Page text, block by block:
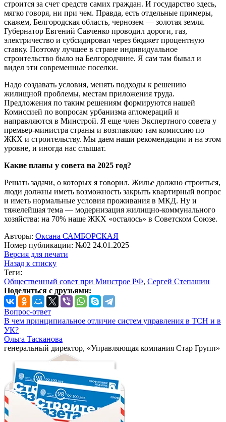
строится за счет средств самих граждан. И государство здесь,
мягко говоря, ни при чем. Правда, есть отдельные примеры,
скажем, Белгородская область, чернозем — золотая земля.
Губернатор Евгений Савченко проводил дороги, газ,
электричество и субсидировал через бюджет процентную
ставку. Поэтому лучшее в стране индивидуальное
строительство было на Белгородчине. Я сам там бывал и
видел эти современные поселки.
Надо создавать условия, менять подходы к решению
жилищной проблемы, местам приложения труда.
Предложения по таким решениям формируются нашей
Комиссией по вопросам урбанизма агломераций и
направляются в Минстрой. Я еще член Экспертного совета у
премьер-министра страны и возглавляю там комиссию по
ЖКХ и строительству. Мы даем наши рекомендации и на этом
уровне, и иногда нас слышат.
Какие планы у совета на 2025 год?
Решать задачи, о которых я говорил. Жилье должно строиться,
люди должны иметь возможность закрыть квартирный вопрос
и иметь нормальные условия проживания в МКД. Ну и
тяжелейшая тема — модернизация жилищно-коммунального
хозяйства: на 70% наше ЖКХ «осталось» в Советском Союзе.
Авторы: Оксана САМБОРСКАЯ
Номер публикации: №02 24.01.2025
Версия для печати
Назад к списку
Теги:
Общественный совет при Минстрое РФ, Сергей Степашин
Поделиться с друзьями:
Вопрос-ответ
В чем принципиальное отличие систем управления в ТСН и в
УК?
Ольга Тасканова
генеральный директор, «Управляющая компания Стар Групп»